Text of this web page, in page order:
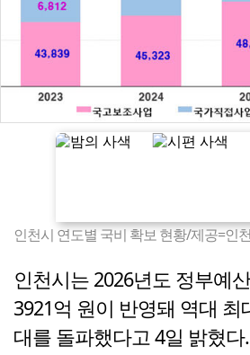
인천시 연도별 국비 확보 현황/제공=인
인천시는 2026년도 정부예
3921억 원이 반영돼 역대 최
대를 돌파했다고 4일 밝혔다.